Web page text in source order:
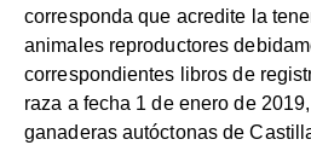
corresponda que acredite la
animales reproductores
correspondientes libros de
raza a fecha 1 de enero de
ganaderas autóctonas de